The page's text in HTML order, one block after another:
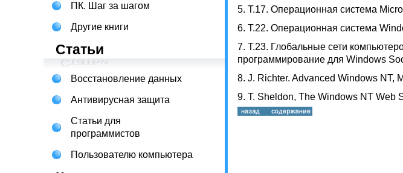
ПК. Шаг за шагом
Другие книги
Статьи
Восстановление данных
Антивирусная защита
Статьи для
программистов
Пользователю компьютера
5. Т.17. Операционная система
6. Т.22. Операционная система
7. Т.23. Глобальные сети
программирование для Windows
8. J. Richter. Advanced Windows NT,
9. T. Sheldon, The Windows NT Web